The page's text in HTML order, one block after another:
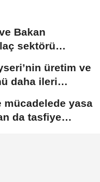
Bakan
sektörü
üretim ve
daha ileri
mücadelede yasa
da tasfiye